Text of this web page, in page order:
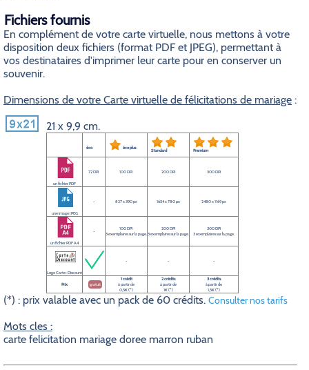
Fichiers fournis
En complément de votre carte virtuelle, nous mettons à votre
disposition deux fichiers (format PDF et JPEG), permettant à
vos destinataires d'imprimer leur carte pour en conserver un
souvenir.
Dimensions de votre Carte virtuelle de félicitations de mariage :
21 x 9,9 cm.
éco éco plus Standard Premium
un fichier PDF
72 DPI 100 DPI 200 DPI 300 DPI
une image JPEG
- 827 x 390 px 1654 x 780 px 2480 x 1169 px
un fichier PDF A4
-
100 DPI
3 exemplaires sur la page.
200 DPI
3 exemplaires sur la page.
300 DPI
3 exemplaires sur la page.
Logo Carte-Discount
- - -
Prix gratuit
1 crédit
à partir de
0,5€ (*)
2 crédits
à partir de
1€ (*)
3 crédits
à partir de
1,5€ (*)
(*) : prix valable avec un pack de 60 crédits. Consulter nos tarifs
Mots cles :
carte felicitation mariage doree marron ruban